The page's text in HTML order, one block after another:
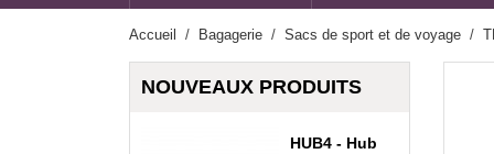
Accueil Bagagerie Sacs de sport et de voyage
NOUVEAUX PRODUITS
HUB4 - Hub